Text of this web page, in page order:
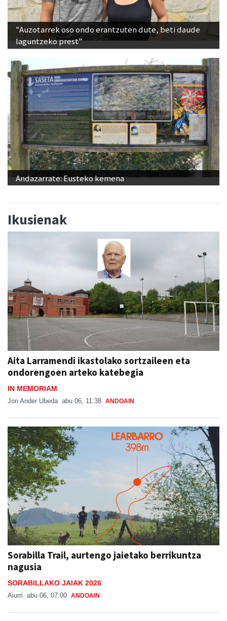
"Auzotarrek oso ondo erantzuten dute, beti daude
laguntzeko prest"
Andazarrate: Eusteko kemena
Ikusienak
Aita Larramendi ikastolako sortzaileen eta
ondorengoen arteko katebegia
IN MEMORIAM
Jon Ander Ubeda abu 06, 11:38 ANDOAIN
Sorabilla Trail, aurtengo jaietako berrikuntza
nagusia
SORABILLAKO JAIAK 2026
Aiurri abu 06, 07:00 ANDOAIN